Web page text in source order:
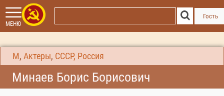
МЕНЮ
Гость
М , Актеры, СССР, Россия
Минаев Борис Борисович